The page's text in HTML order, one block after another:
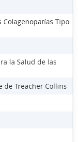
Colagenopatías Tipo
la Salud de las
de Treacher Collins